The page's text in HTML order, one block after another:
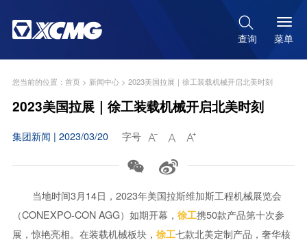

查询 菜单
您当前的位置： 首页 > 新闻中心> 2023美国拉展｜徐工装载机械开启北美时刻
2023美国拉展｜徐工装载机械开启北美时刻
集团新闻 | 2023/03/20 字号   
 
当地时间3月14日，2023年美国拉斯维加斯工程机械展览会
（CONEXPO-CON AGG）如期开幕， 徐工携50款产品第十次参
展，惊艳亮相。在装载机械板块， 徐工七款北美定制产品，奢华核